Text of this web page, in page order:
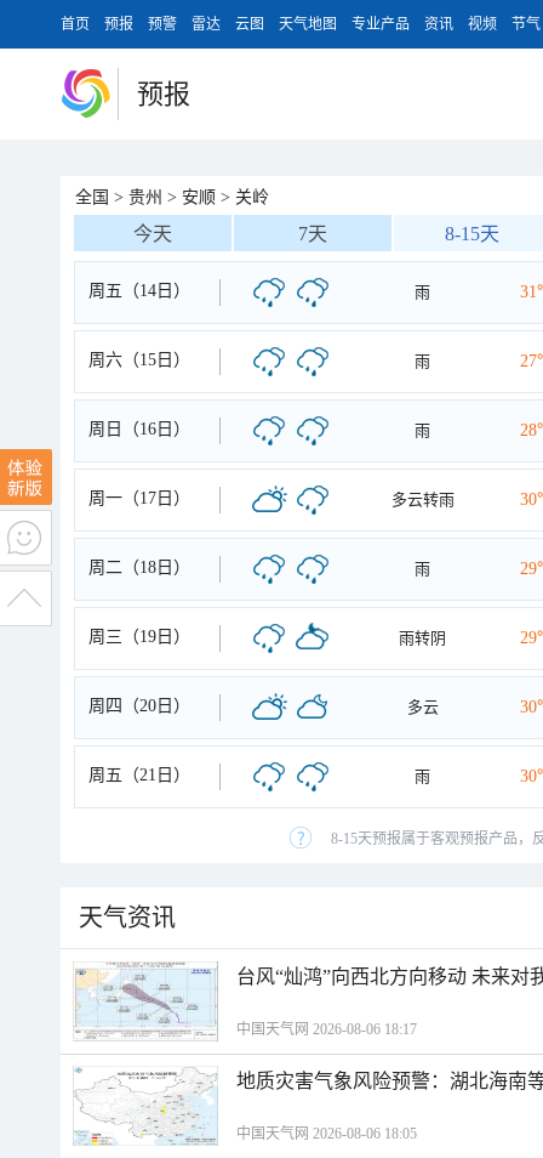
首页 预报 预警 雷达 云图 天气地图 专业产品 资讯 视频 节气
预报
全国 > 贵州 > 安顺 > 关岭
今天 7天 8-15天
周五（14日） 雨
周六（15日） 雨
周日（16日） 雨
周一（17日） 多云转雨
周二（18日） 雨
周三（19日） 雨转阴
周四（20日） 多云
周五（21日） 雨
8-15天预报属于客观预报产品，
天气资讯
台风“灿鸿”向西北方向移动 未来对
中国天气网 2026-08-06 18:17
地质灾害气象风险预警：湖北海南
中国天气网 2026-08-06 18:05